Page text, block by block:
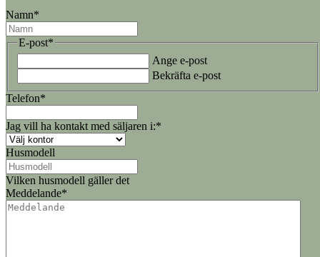
Namn*
E-post*
Ange e-post
Bekräfta e-post
Telefon*
Jag vill ha kontakt med säljaren i:*
Husmodell
Vilken husmodell gäller det
Meddelande*